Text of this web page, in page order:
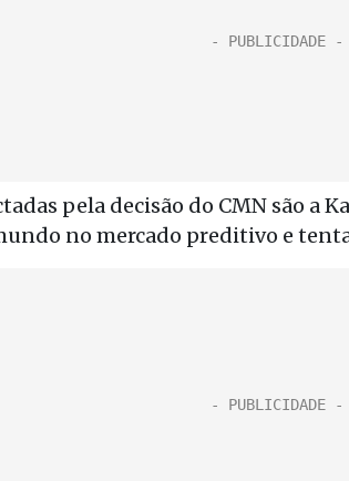
pela decisão do CMN são a
no mercado preditivo e